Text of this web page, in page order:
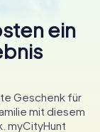
ein
Geschenk für
mit diesem
myCityHunt